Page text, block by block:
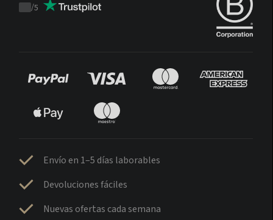
Trustpilot
/5
Envío en 1–5 días laborables
Devoluciones fáciles
Nuevas ofertas cada semana